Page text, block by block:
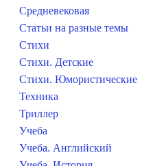
Средневековая
Статьи на разные темы
Стихи
Стихи. Детские
Стихи. Юмористические
Техника
Триллер
Учеба
Учеба. Английский